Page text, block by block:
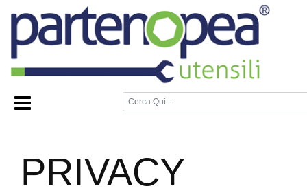
Home Page /Nuova Privacy Policy/
NUOVA PRIVACY POLICY
PRIVACY